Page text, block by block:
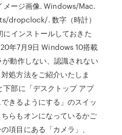
メージ画像. Windows/Mac.
dropclock/. 数字（時計）
インストールしておきた
年7月9日 Windows 10搭載
動作しない、認識されない
処方法をご紹介いたしま
下部に「デスクトップ アプ
きるようにする」のスイッ
らもオンになっているかご
項目にある「カメラ」、